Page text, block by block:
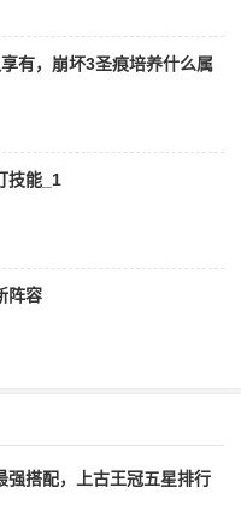
有，崩坏3圣痕培养什么属
技能_1
阵容
强搭配，上古王冠五星排行